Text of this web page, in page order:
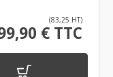
(83,25 HT)
€ TTC